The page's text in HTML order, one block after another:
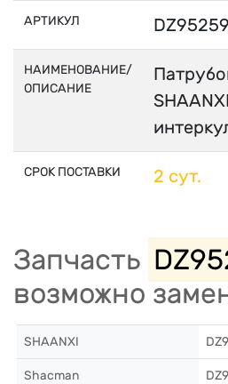
АРТИКУЛ
НАИМЕНОВАНИЕ/
ОПИСАНИЕ
СРОК ПОСТАВКИ 2 сут.
Запчасть
возможно
SHAANXI
Shacman